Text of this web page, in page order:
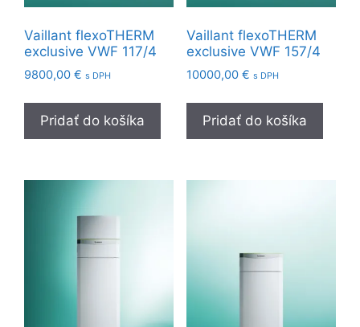
Vaillant flexoTHERM
exclusive VWF 117/4
9800,00 € s DPH
Pridať do košíka
Vaillant flexoTHERM
exclusive VWF 157/4
10000,00 € s DPH
Pridať do košíka